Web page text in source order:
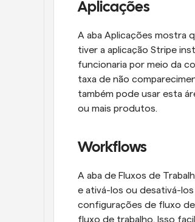
Aplicações
A aba Aplicações mostra
tiver a aplicação Stripe
funcionaria por meio da
taxa de não
também pode usar esta
ou mais produtos.
Workflows
A aba de Fluxos de
e ativá-los ou desativá-
configurações de fluxo
fluxo de trabalho. Isso